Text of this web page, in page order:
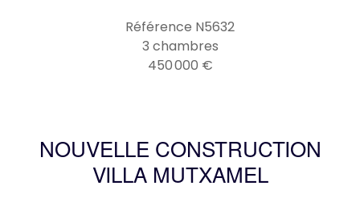
Référence N5632
3 chambres
450 000 €
NOUVELLE CONSTRUCTION
VILLA MUTXAMEL